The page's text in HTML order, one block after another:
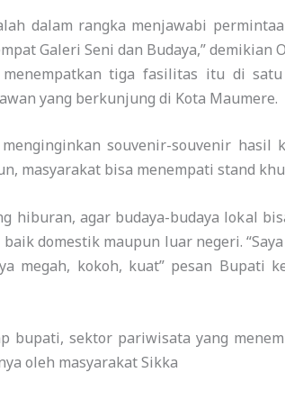
dalam rangka menjawabi
Galeri Seni dan Budaya,” demikian
tiga fasilitas itu di
yang berkunjung di Kota Maumere.
souvenir-souvenir hasil
masyarakat bisa menempati stand
hiburan, agar budaya-budaya lokal
domestik maupun luar negeri.
megah, kokoh, kuat” pesan Bupati
bupati, sektor pariwisata yang
oleh masyarakat Sikka